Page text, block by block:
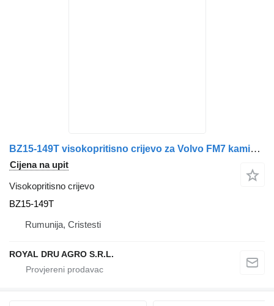
BZ15-149T visokopritisno crijevo za Volvo FM7 kamiona
Cijena na upit
Visokopritisno crijevo
BZ15-149T
Rumunija, Cristesti
ROYAL DRU AGRO S.R.L.